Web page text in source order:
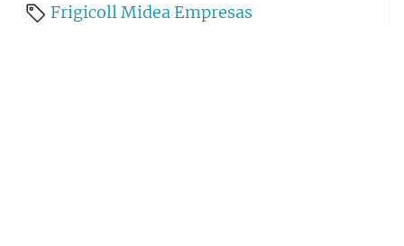
FrigicollMidea Empresas